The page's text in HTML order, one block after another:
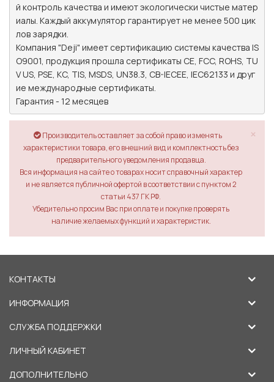
й контроль качества и имеют экологически чистые матер
иалы. Каждый аккумулятор гарантирует не менее 500 цик
лов зарядки.
Компания "Deji" имеет сертификацию системы качества IS
O9001, продукция прошла сертификаты CE, FCC, ROHS, TU
V US, PSE, KC, TIS, MSDS, UN38.3, CB-IECEE, IEC62133 и друг
ие международные сертификаты.
Гарантия - 12 месяцев
×
Производитель оставляет за собой право изменять
характеристики товара, его внешний вид и комплектность без
предварительного уведомления продавца.
Вся информация на сайте о товарах носит справочный характер
и не является публичной офертой в соответствии с пунктом 2
статьи 437 ГК РФ.
Убедительно просим Вас при оплате и покупке проверять
наличие желаемых функций и характеристик.
КОНТАКТЫ
ИНФОРМАЦИЯ
СЛУЖБА ПОДДЕРЖКИ
ЛИЧНЫЙ КАБИНЕТ
ДОПОЛНИТЕЛЬНО